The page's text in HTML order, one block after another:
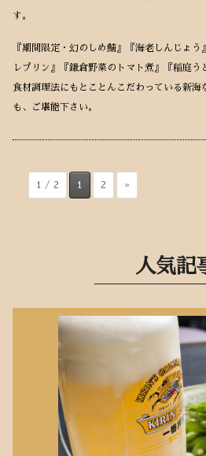
す。
『期間限定・幻のしめ鯖』『海老しんじょ
レプリン』『鎌倉野菜のトマト煮』『稲庭う
食材調理法にもとことんこだわっている新海
も、ご堪能下さい。
1 / 2 1 2 »
人気記